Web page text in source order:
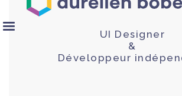
UI Designer
&
Développeur